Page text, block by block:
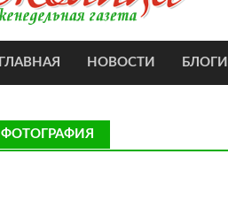
ГЛАВНАЯ НОВОСТИ БЛОГИ
ФОТОГРАФИЯ